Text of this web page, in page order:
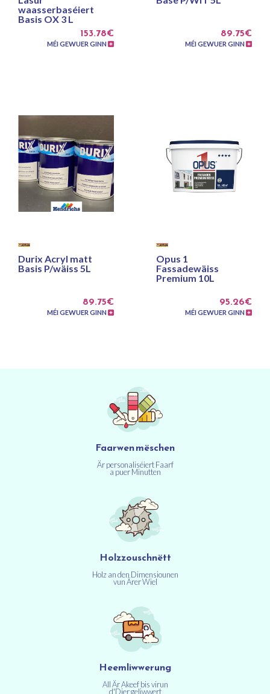
waasserbaséiert
Basis OX 3 L
153.78€
MÉI GEWUER GINN
89.75€
MÉI GEWUER GINN
Durix Acryl matt
Basis P/wäiss 5L
89.75€
MÉI GEWUER GINN
Opus 1
Fassadewäiss
Premium 10L
95.26€
MÉI GEWUER GINN
Faarwen mëschen
Är personaliséiert Faarf
a puer Minutten
Holzzouschnëtt
Holz an den Dimensiounen
vun Ärer Wiel
Heemliwwerung
All Är Akeef bis virun
d'Dier geliwwert